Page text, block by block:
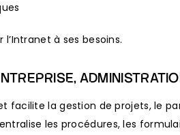
à ses besoins.
facilite la gestion de projets, le
les procédures, les